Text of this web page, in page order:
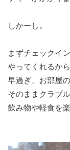
しかーし。
まずチェックイ
やってくれるか
早過ぎ、お部屋
そのままクラブ
飲み物や軽食を